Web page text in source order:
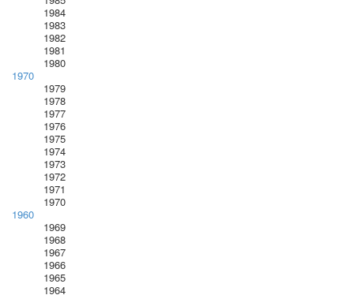
1984
1983
1982
1981
1980
1970
1979
1978
1977
1976
1975
1974
1973
1972
1971
1970
1960
1969
1968
1967
1966
1965
1964